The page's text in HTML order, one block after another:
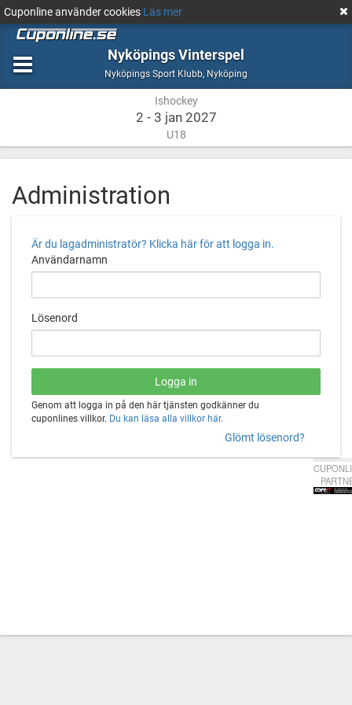
Cuponline använder cookies Läs mer
Nyköpings Vinterspel
Nyköpings Sport Klubb, Ishockey
NyköpingNyköping
Ishockey
2 - 3 jan 2027
U18
Administration
Är du lagadministratör? Klicka här för att logga in.
Användarnamn
Lösenord
Genom att logga in på den här tjänsten godkänner du
cuponlines villkor. Du kan läsa alla villkor här.
Glömt lösenord?